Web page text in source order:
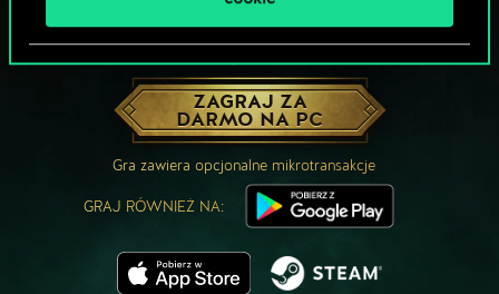
ZAGRAJ ZA
DARMO NA PC
Gra zawiera opcjonalne mikrotransakcje
GRAJ RÓWNIEŻ NA: